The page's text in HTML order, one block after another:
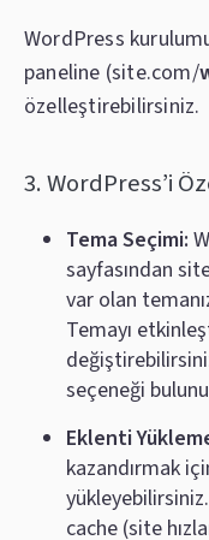
WordPress
paneline (site.com/
özelleştirebilirsiniz.
3. WordPress’i
Tema Seçimi:
sayfasından
var olan
Temayı
seçeneği
Eklenti
kazandırmak
cache (site